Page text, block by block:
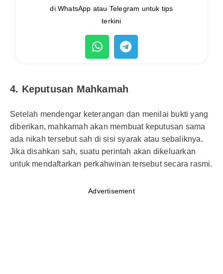
di WhatsApp atau Telegram untuk tips
terkini
4. Keputusan Mahkamah
Setelah mendengar keterangan dan menilai bukti yang
diberikan, mahkamah akan membuat keputusan sama
ada nikah tersebut sah di sisi syarak atau sebaliknya.
Jika disahkan sah, suatu perintah akan dikeluarkan
untuk mendaftarkan perkahwinan tersebut secara rasmi.
Advertisement